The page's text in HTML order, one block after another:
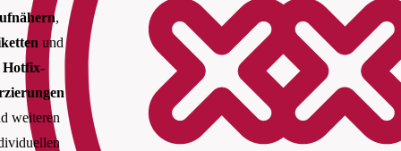
,
und
Hotfix-
weiteren